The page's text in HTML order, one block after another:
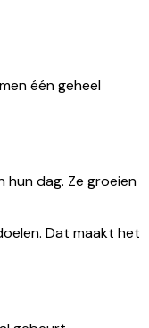
één geheel
dag. Ze groeien
Dat maakt het